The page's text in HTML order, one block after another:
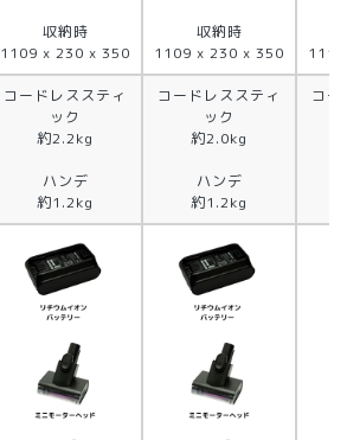
収納時
1109 x 230 x 350
収納時
1109 x 230 x 350
コードレススティ
ック
約2.2kg
ハンデ
約1.2kg
コードレススティ
ック
約2.0kg
ハンデ
約1.2kg
コー